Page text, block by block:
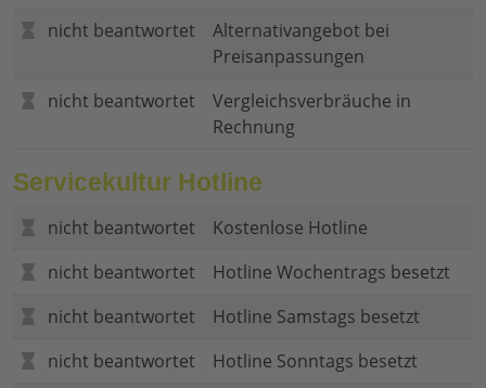
nicht beantwortet
Alternativangebot bei
Preisanpassungen
nicht beantwortet
Vergleichsverbräuche in
Rechnung
Servicekultur Hotline
nicht beantwortet
Kostenlose Hotline
nicht beantwortet
Hotline Wochentrags besetzt
nicht beantwortet
Hotline Samstags besetzt
nicht beantwortet
Hotline Sonntags besetzt